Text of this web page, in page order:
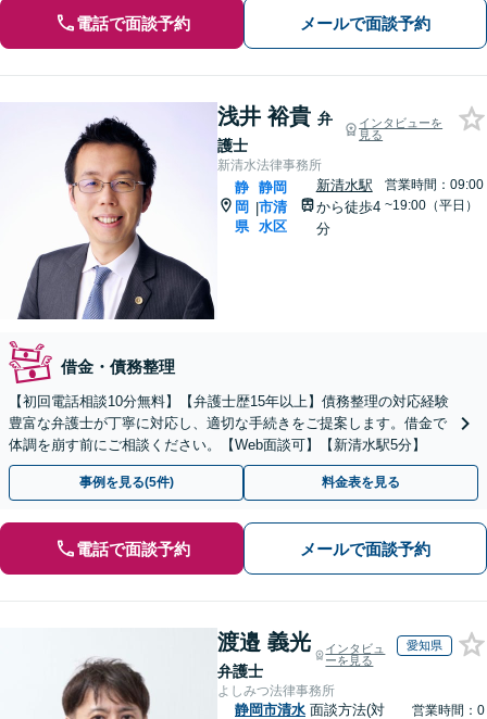
電話で面談予約 メールで面談予約
浅井 裕貴 弁
護士
インタビューを
見る
新清水法律事務所
静
岡
県
|
静岡
市清
水区
新清水駅
から徒歩4
分
営業時間：09:00
~19:00（平日）
借金・債務整理
【初回電話相談10分無料】【弁護士歴15年以上】債務整理の対応経験
豊富な弁護士が丁寧に対応し、適切な手続きをご提案します。借金で
体調を崩す前にご相談ください。【Web面談可】【新清水駅5分】
事例を見る(5件) 料金表を見る
電話で面談予約 メールで面談予約
渡邉 義光
弁護士
インタビュ
ーを見る
愛知県
よしみつ法律事務所
静岡市清水 面談方法(対
営業時間：0